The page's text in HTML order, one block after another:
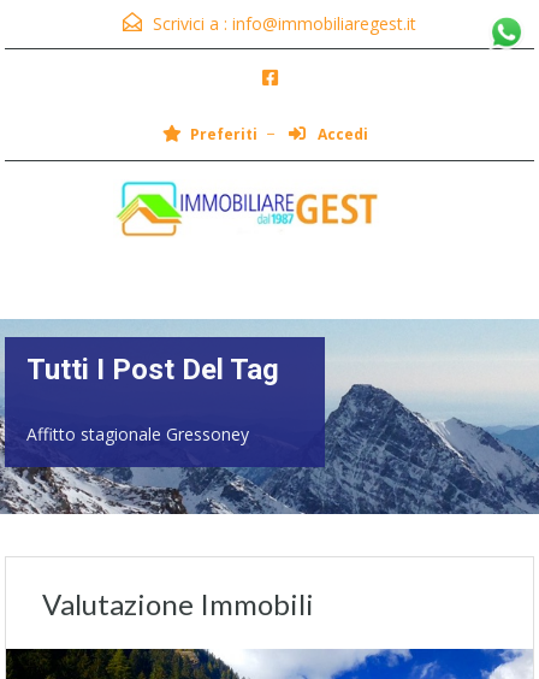
Scrivici a : info@immobiliaregest.it
Preferiti Accedi
Tutti I Post Del Tag
Affitto stagionale Gressoney
Valutazione Immobili